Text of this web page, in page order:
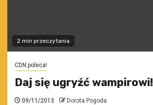
2 min przeczytania
CDN poleca!
Daj się ugryźć wampirowi!
09/11/2013 Dorota Pogoda